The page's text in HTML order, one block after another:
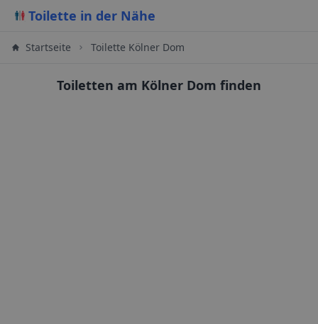
Toilette in der Nähe
Startseite Toilette Kölner Dom
Toiletten am Kölner Dom finden